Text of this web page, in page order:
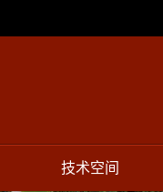
技术空间